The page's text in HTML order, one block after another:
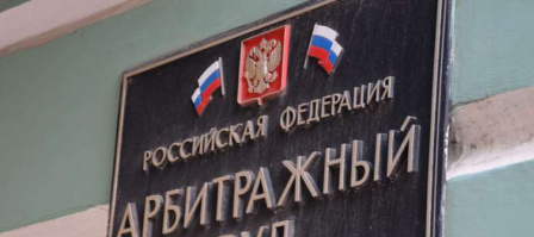
Перейти к основному содержанию